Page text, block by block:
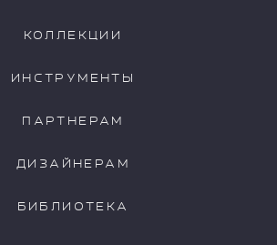
КОЛЛЕКЦИИ
ИНСТРУМЕНТЫ
ПАРТНЕРАМ
ДИЗАЙНЕРАМ
БИБЛИОТЕКА